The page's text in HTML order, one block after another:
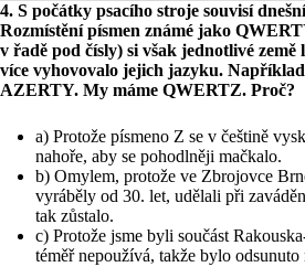
4. S počátky psacího stroje souvisí
Rozmístění písmen známé jako
v řadě pod čísly) si však jednotlivé země
více vyhovovalo jejich jazyku.
AZERTY. My máme QWERTZ. Proč?
a) Protože písmeno Z se v češtině
nahoře, aby se pohodlněji mačkalo.
b) Omylem, protože ve Zbrojovce
vyráběly od 30. let, udělali při
tak zůstalo.
c) Protože jsme byli součást
téměř nepoužívá, takže bylo odsunuto